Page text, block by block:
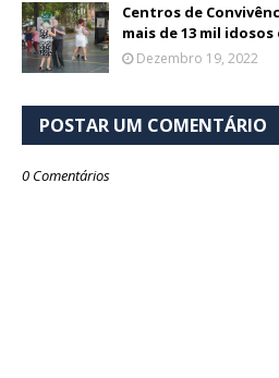
Centros de
mais de 13 mil idosos
Dezembro 19, 2022
POSTAR UM COMENTÁRIO
0 Comentários